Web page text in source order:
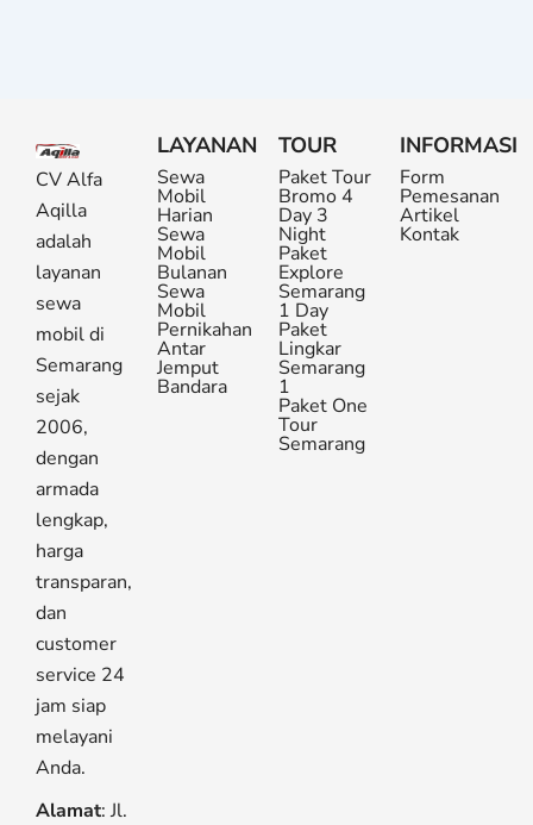
CV Alfa
Aqilla
adalah
layanan
sewa
mobil di
Semarang
sejak
2006,
dengan
armada
lengkap,
harga
transparan,
dan
customer
service 24
jam siap
melayani
Anda.
Alamat: Jl.
LAYANAN
Sewa
Mobil
Harian
Sewa
Mobil
Bulanan
Sewa
Mobil
Pernikahan
Antar
Jemput
Bandara
TOUR
Paket Tour
Bromo 4
Day 3
Night
Paket
Explore
Semarang
1 Day
Paket
Lingkar
Semarang
1
Paket One
Tour
Semarang
INFORMASI
Form
Pemesanan
Artikel
Kontak